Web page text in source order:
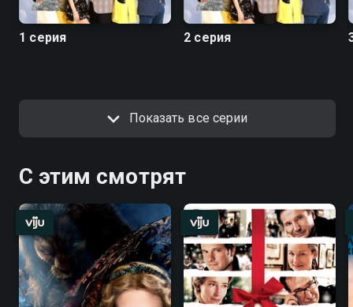
1 серия 2 серия
Показать все серии
С этим смотрят